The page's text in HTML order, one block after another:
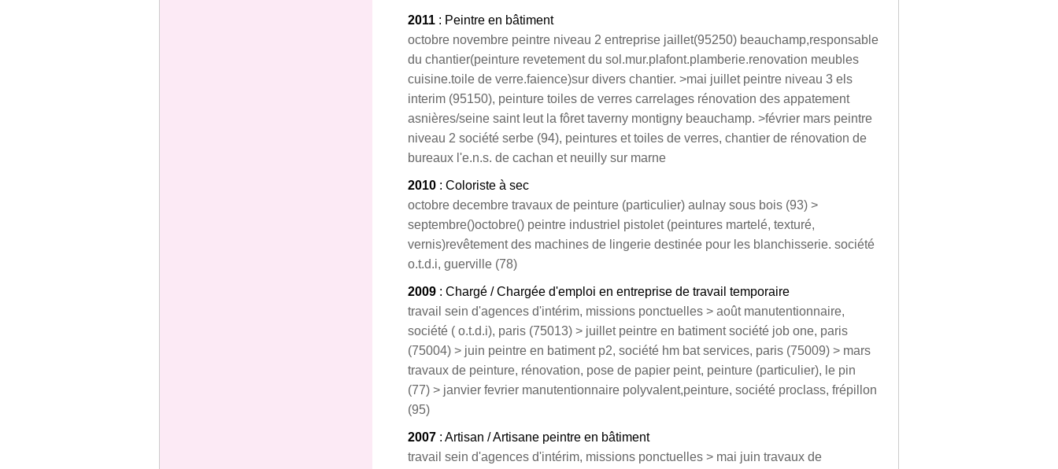
2011 : Peintre en bâtiment
octobre novembre peintre niveau 2 entreprise jaillet(95250) beauchamp,responsable
du chantier(peinture revetement du sol.mur.plafont.plamberie.renovation meubles
cuisine.toile de verre.faience)sur divers chantier. >mai juillet peintre niveau 3 els
interim (95150), peinture toiles de verres carrelages rénovation des appatement
asnières/seine saint leut la fôret taverny montigny beauchamp. >février mars peintre
niveau 2 société serbe (94), peintures et toiles de verres, chantier de rénovation de
bureaux l'e.n.s. de cachan et neuilly sur marne
2010 : Coloriste à sec
octobre decembre travaux de peinture (particulier) aulnay sous bois (93) >
septembre()octobre() peintre industriel pistolet (peintures martelé, texturé,
vernis)revêtement des machines de lingerie destinée pour les blanchisserie. société
o.t.d.i, guerville (78)
2009 : Chargé / Chargée d'emploi en entreprise de travail temporaire
travail sein d'agences d'intérim, missions ponctuelles > août manutentionnaire,
société ( o.t.d.i), paris (75013) > juillet peintre en batiment société job one, paris
(75004) > juin peintre en batiment p2, société hm bat services, paris (75009) > mars
travaux de peinture, rénovation, pose de papier peint, peinture (particulier), le pin
(77) > janvier fevrier manutentionnaire polyvalent,peinture, société proclass, frépillon
(95)
2007 : Artisan / Artisane peintre en bâtiment
travail sein d'agences d'intérim, missions ponctuelles > mai juin travaux de